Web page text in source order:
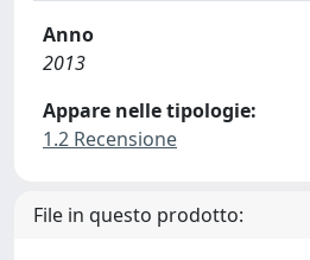
Anno
2013
Appare nelle tipologie:
1.2 Recensione
File in questo prodotto: